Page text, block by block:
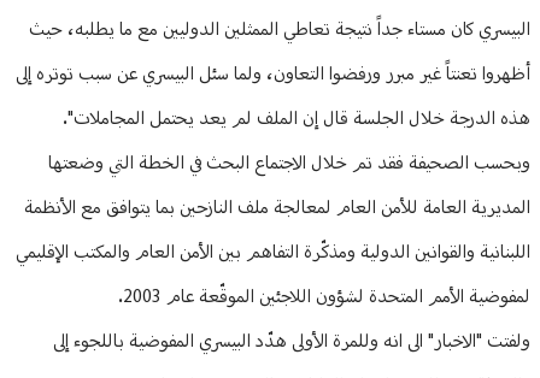
البيسري كان مستاء جداً نتيجة تعاطي الممثلين الدوليين مع ما يطلبه، حيث
أظهروا تعنتاً غير مبرر ورفضوا التعاون، ولما سئل البيسري عن سبب توتره إلى
هذه الدرجة خلال الجلسة قال إن الملف لم يعد يحتمل المجاملات".
وبحسب الصحيفة فقد تم خلال الاجتماع البحث في الخطة التي وضعتها
المديرية العامة للأمن العام لمعالجة ملف النازحين بما يتوافق مع الأنظمة
اللبنانية والقوانين الدولية ومذكّرة التفاهم بين الأمن العام والمكتب الإقليمي
لمفوضية الأمم المتحدة لشؤون اللاجئين الموقّعة عام 2003.
ولفتت "الاخبار" الى انه وللمرة الأولى هدّد البيسري المفوضية باللجوء إلى